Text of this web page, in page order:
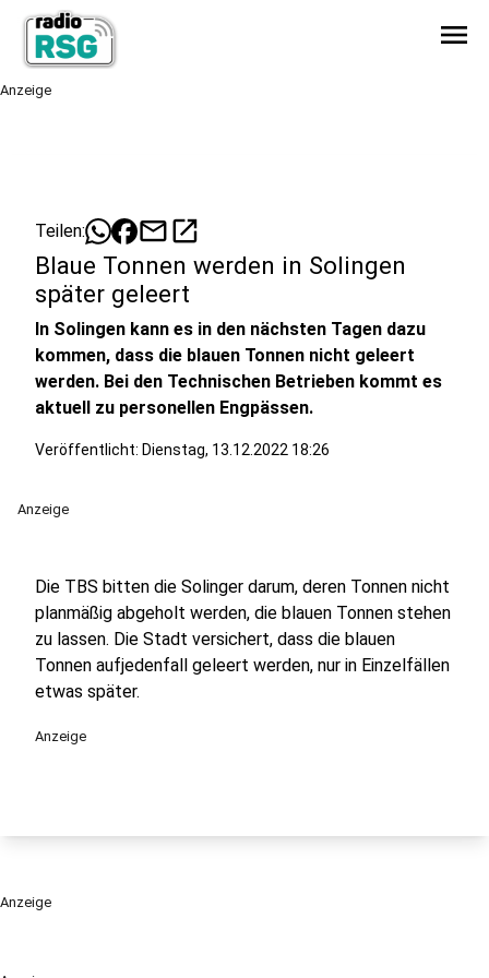
menu
Anzeige
Teilen: mailopen_in_new
Blaue Tonnen werden in Solingen
später geleert
In Solingen kann es in den nächsten Tagen dazu
kommen, dass die blauen Tonnen nicht geleert
werden. Bei den Technischen Betrieben kommt es
aktuell zu personellen Engpässen.
Veröffentlicht: Dienstag, 13.12.2022 18:26
Anzeige
Die TBS bitten die Solinger darum, deren Tonnen nicht
planmäßig abgeholt werden, die blauen Tonnen stehen
zu lassen. Die Stadt versichert, dass die blauen
Tonnen aufjedenfall geleert werden, nur in Einzelfällen
etwas später.
Anzeige
Anzeige